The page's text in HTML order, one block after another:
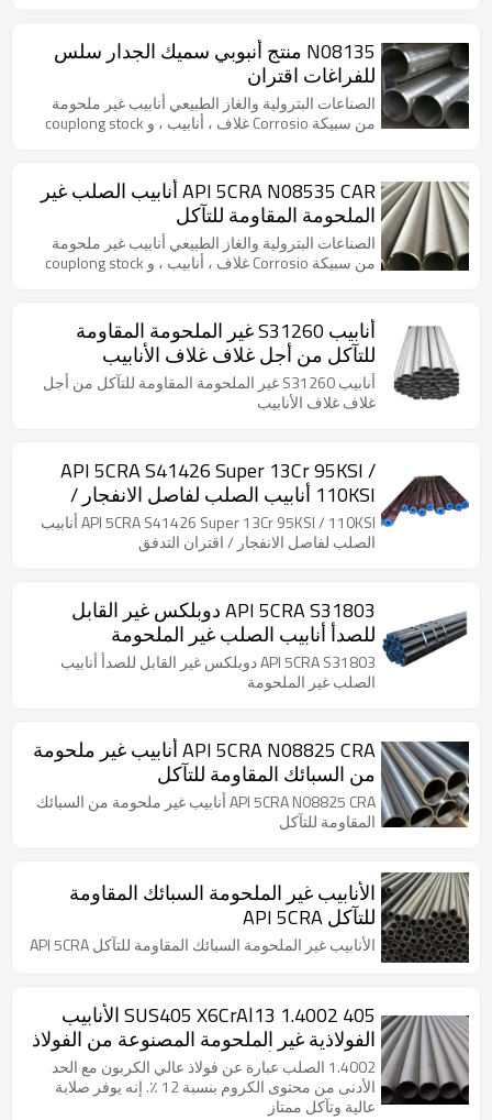
N08135 منتج أنبوبي سميك الجدار سلس
للفراغات اقتران
الصناعات البترولية والغاز الطبيعي أنابيب غير ملحومة
من سبيكة Corrosio غلاف ، أنابيب ، و couplong stock
API 5CRA N08535 CAR أنابيب الصلب غير
الملحومة المقاومة للتآكل
الصناعات البترولية والغاز الطبيعي أنابيب غير ملحومة
من سبيكة Corrosio غلاف ، أنابيب ، و couplong stock
أنابيب S31260 غير الملحومة المقاومة
للتآكل من أجل غلاف غلاف الأنابيب
أنابيب S31260 غير الملحومة المقاومة للتآكل من أجل
غلاف غلاف الأنابيب
API 5CRA S41426 Super 13Cr 95KSI /
110KSI أنابيب الصلب لفاصل الانفجار /
اقتران التدفق
API 5CRA S41426 Super 13Cr 95KSI / 110KSI أنابيب
الصلب لفاصل الانفجار / اقتران التدفق
API 5CRA S31803 دوبلكس غير القابل
للصدأ أنابيب الصلب غير الملحومة
API 5CRA S31803 دوبلكس غير القابل للصدأ أنابيب
الصلب غير الملحومة
API 5CRA N08825 CRA أنابيب غير ملحومة
من السبائك المقاومة للتآكل
API 5CRA N08825 CRA أنابيب غير ملحومة من السبائك
المقاومة للتآكل
الأنابيب غير الملحومة السبائك المقاومة
للتآكل API 5CRA
الأنابيب غير الملحومة السبائك المقاومة للتآكل API 5CRA
405 SUS405 X6CrAl13 1.4002 الأنابيب
الفولاذية غير الملحومة المصنوعة من الفولاذ
المقاوم للصدأ
1.4002 الصلب عبارة عن فولاذ عالي الكربون مع الحد
الأدنى من محتوى الكروم بنسبة 12 ٪. إنه يوفر صلابة
عالية وتآكل ممتاز